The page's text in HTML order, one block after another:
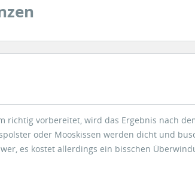
richtig vorbereitet, wird das Ergebnis nach
oder Mooskissen werden dicht und
es kostet allerdings ein bisschen